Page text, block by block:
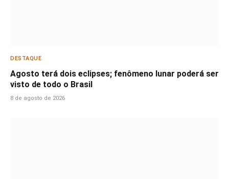
DESTAQUE
Agosto terá dois eclipses; fenômeno lunar poderá ser
visto de todo o Brasil
8 de agosto de 2026